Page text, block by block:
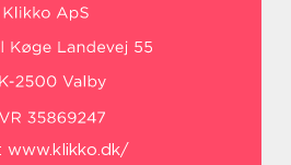
www.klikko.dk/